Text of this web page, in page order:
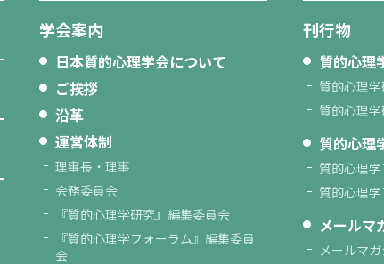
学会案内
日本質的心理学会について
ご挨拶
沿革
運営体制
理事長・理事
会務委員会
『質的心理学研究』編集委員会
『質的心理学フォーラム』編集委員
会
刊行物
質的心理
質的心理
質的心理
質的心理
質的心理
質的心理
メールマ
メールマ